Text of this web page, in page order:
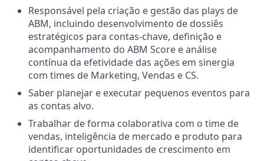
Responsável pela criação e gestão das plays de
ABM, incluindo desenvolvimento de dossiês
estratégicos para contas-chave, definição e
acompanhamento do ABM Score e análise
contínua da efetividade das ações em sinergia
com times de Marketing, Vendas e CS.
Saber planejar e executar pequenos eventos para
as contas alvo.
Trabalhar de forma colaborativa com o time de
vendas, inteligência de mercado e produto para
identificar oportunidades de crescimento em